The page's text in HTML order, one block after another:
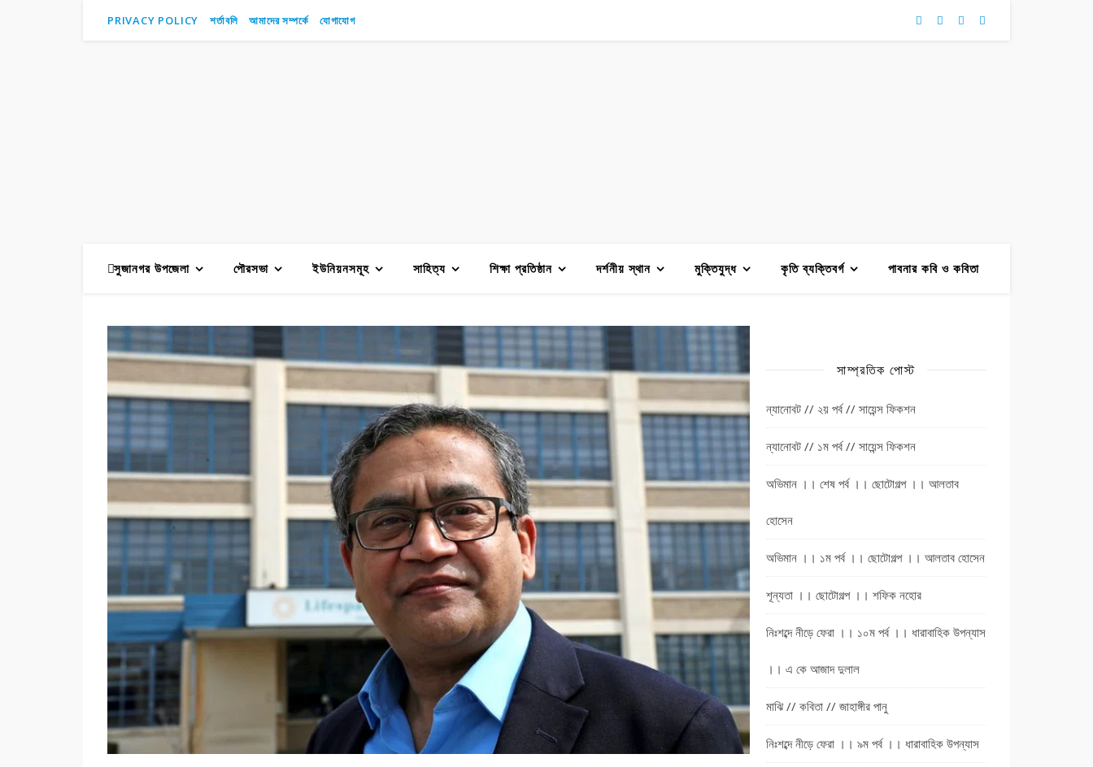
PRIVACY POLICY শর্তাবলি আমাদের সম্পর্কে যোগাযোগ
সুজানগর উপজেলা পৌরসভা ইউনিয়নসমূহ সাহিত্য শিক্ষা প্রতিষ্ঠান দর্শনীয় স্থান মুক্তিযুদ্ধ কৃতি ব্যক্তিবর্গ পাবনার কবি ও কবিতা
সাম্প্রতিক পোস্ট
ন্যানোবট // ২য় পর্ব // সায়েন্স ফিকশন
ন্যানোবট // ১ম পর্ব // সায়েন্স ফিকশন
অভিমান ।। শেষ পর্ব ।। ছোটোগল্প ।। আলতাব
হোসেন
অভিমান ।। ১ম পর্ব ।। ছোটোগল্প ।। আলতাব হোসেন
শূন্যতা ।। ছোটোগল্প ।। শফিক নহোর
নিঃশব্দে নীড়ে ফেরা ।। ১০ম পর্ব ।। ধারাবাহিক উপন্যাস
।। এ কে আজাদ দুলাল
মাঝি // কবিতা // জাহাঙ্গীর পানু
নিঃশব্দে নীড়ে ফেরা ।। ৯ম পর্ব ।। ধারাবাহিক উপন্যাস